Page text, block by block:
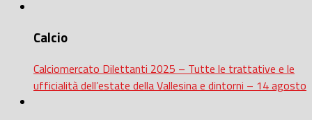
Calcio
Calciomercato Dilettanti 2025 – Tutte le trattative e le
ufficialità dell’estate della Vallesina e dintorni – 14 agosto